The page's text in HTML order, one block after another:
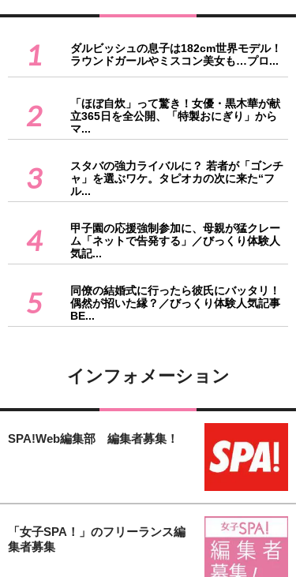
1
ダルビッシュの息子は182cm世界モデル！
ラウンドガールやミスコン美女も…プロ...
2
「ほぼ自炊」って驚き！女優・黒木華が献
立365日を全公開、「特製おにぎり」から
マ...
3
スタバの強力ライバルに？ 若者が「ゴンチ
ャ」を選ぶワケ。タピオカの次に来た“フ
ル...
4
甲子園の応援強制参加に、母親が猛クレー
ム「ネットで告発する」／びっくり体験人
気記...
5
同僚の結婚式に行ったら彼氏にバッタリ！
偶然が招いた縁？／びっくり体験人気記事
BE...
インフォメーション
SPA!Web編集部 編集者募集！
「女子SPA！」のフリーランス編
集者募集